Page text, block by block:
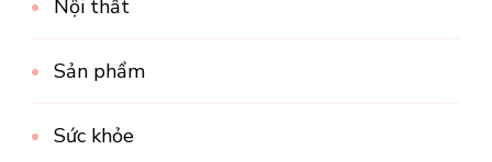
Nội thất
Sản phẩm
Sức khỏe